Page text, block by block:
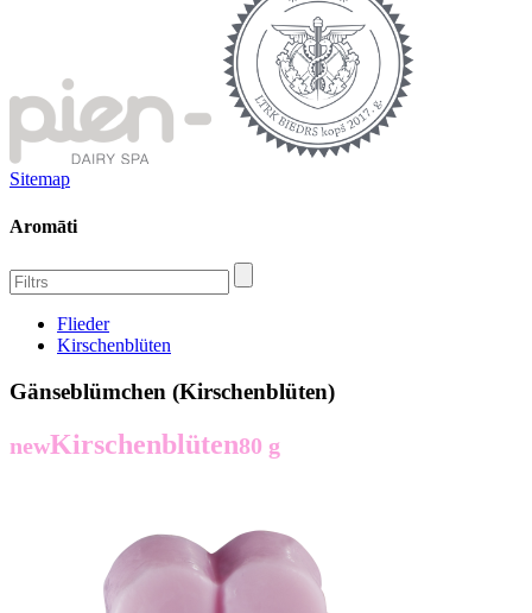
Sitemap
Aromāti
Flieder
Kirschenblüten
Gänseblümchen (Kirschenblüten)
newKirschenblüten80 g